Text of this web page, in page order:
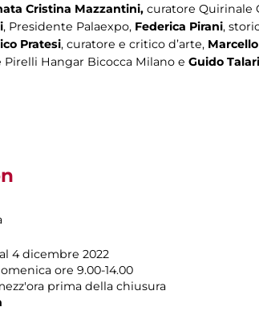
Cristina Mazzantini, curatore Quirinale
, Presidente Palaexpo, Federica Pirani,
Pratesi, curatore e critico d’arte,
Pirelli Hangar Bicocca Milano e Guido
4 dicembre 2022
ore 9.00-14.00
prima della chiusura